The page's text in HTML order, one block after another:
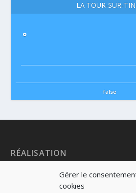
Gérer le
cookies
LA TOUR-SUR-
°
false
RÉALISATION